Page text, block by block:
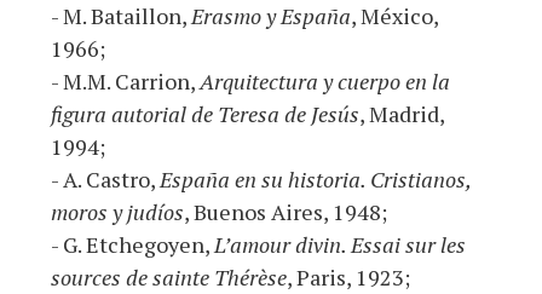
- M. Bataillon,Erasmo y España, México,
1966;
- M.M. Carrion,Arquitectura y cuerpo en la
figura autorial de Teresa de Jesús, Madrid,
1994;
- A. Castro,España en su historia. Cristianos,
moros y judíos, Buenos Aires, 1948;
- G. Etchegoyen,L’amour divin. Essai sur les
sources de sainte Thérèse, Paris, 1923;